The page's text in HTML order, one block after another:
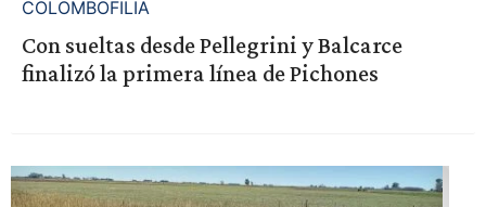
COLOMBOFILIA
Con sueltas desde Pellegrini y Balcarce
finalizó la primera línea de Pichones